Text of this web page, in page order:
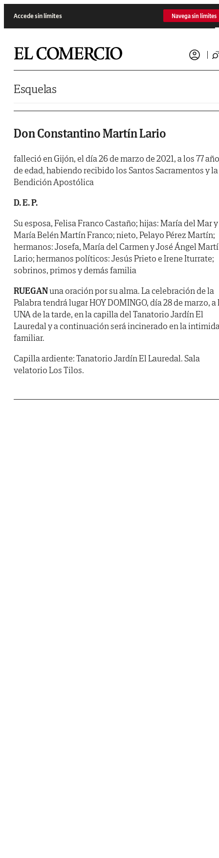
Accede sin límites Navega sin límites
Esquelas
Don Constantino Martín Lario
falleció en Gijón, el día 26 de marzo de 2021, a los 77
de edad, habiendo recibido los Santos Sacramentos y la
Bendición Apostólica
D. E. P.
Su esposa, Felisa Franco Castaño; hijas: María del Mar y
María Belén Martín Franco; nieto, Pelayo Pérez Martín;
hermanos: Josefa, María del Carmen y José Ángel
Lario; hermanos políticos: Jesús Prieto e Irene Iturrate;
sobrinos, primos y demás familia
RUEGANuna oración por su alma. La celebración de la
Palabra tendrá lugar HOY DOMINGO, día 28 de marzo, a
UNA de la tarde, en la capilla del Tanatorio Jardín El
Lauredal y a continuación será incinerado en la
familiar.
Capilla ardiente: Tanatorio Jardín El Lauredal. Sala
velatorio Los Tilos.